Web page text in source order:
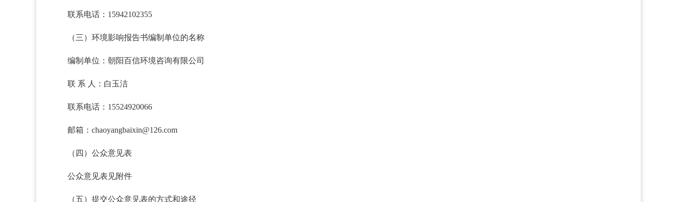
联系电话：15942102355
（三）环境影响报告书编制单位的名称
编制单位：朝阳百信环境咨询有限公司
联 系 人：白玉洁
联系电话：15524920066
邮箱：chaoyangbaixin@126.com
（四）公众意见表
公众意见表见附件
（五）提交公众意见表的方式和途径